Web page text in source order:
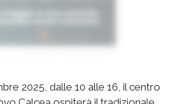
2025, dalle 10 alle 16, il centro